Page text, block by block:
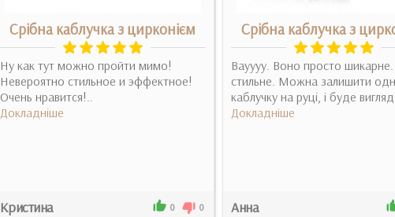
Срібна каблучка з цирконієм
Ну как тут можно пройти мимо!
Невероятно стильное и эффектное!
Очень нравится!..
Докладніше
Кристина 0 0
Срібна каблучка з
Вауууу. Воно просто
стильне. Можна залишити
каблучку на руці, і буде
Докладніше
Анна